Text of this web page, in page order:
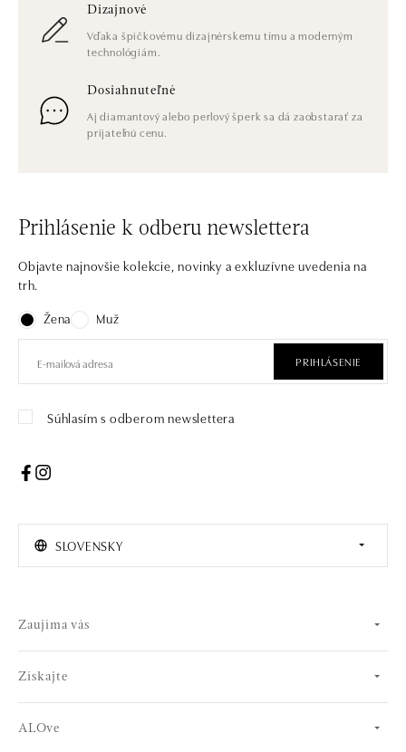
Dizajnové
Vďaka špičkovému dizajnérskemu tímu a moderným
technológiám.
Dosiahnuteľné
Aj diamantový alebo perlový šperk sa dá zaobstarať za
prijateľnú cenu.
Prihlásenie k odberu newslettera
Objavte najnovšie kolekcie, novinky a exkluzívne uvedenia na
trh.
Žena
Muž
PRIHLÁSENIE
Súhlasím s odberom newslettera
SLOVENSKY
Zaujíma vás
Získajte
ALOve